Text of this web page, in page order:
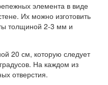
элемента в виде
Их можно изготовить
толщиной 2-3 мм и
20 см, которую следует
На каждом из
отверстия.